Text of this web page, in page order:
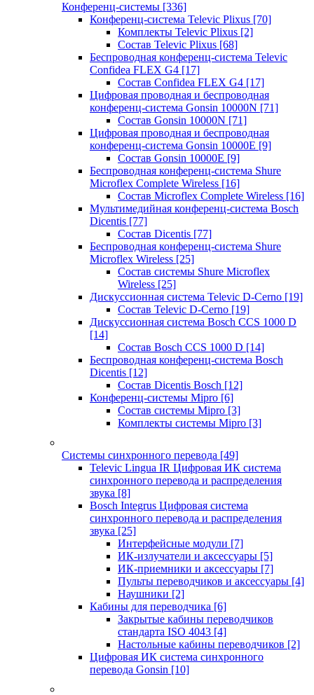
Конференц-системы [336]
Конференц-система Televic Plixus [70]
Комплекты Televic Plixus [2]
Состав Televic Plixus [68]
Беспроводная конференц-система Televic
Confidea FLEX G4 [17]
Состав Confidea FLEX G4 [17]
Цифровая проводная и беспроводная
конференц-система Gonsin 10000N [71]
Состав Gonsin 10000N [71]
Цифровая проводная и беспроводная
конференц-система Gonsin 10000E [9]
Состав Gonsin 10000E [9]
Беспроводная конференц-система Shure
Microflex Complete Wireless [16]
Состав Microflex Complete Wireless [16]
Мультимедийная конференц-система Bosch
Dicentis [77]
Состав Dicentis [77]
Беспроводная конференц-система Shure
Microflex Wireless [25]
Состав системы Shure Microflex
Wireless [25]
Дискуссионная система Televic D-Cerno [19]
Состав Televic D-Cerno [19]
Дискуссионная система Bosch CCS 1000 D
[14]
Состав Bosch CCS 1000 D [14]
Беспроводная конференц-система Bosch
Dicentis [12]
Состав Dicentis Bosch [12]
Конференц-системы Mipro [6]
Состав системы Mipro [3]
Комплекты системы Mipro [3]
Системы синхронного перевода [49]
Televic Lingua IR Цифровая ИК система
синхронного перевода и распределения
звука [8]
Bosch Integrus Цифровая система
синхронного перевода и распределения
звука [25]
Интерфейсные модули [7]
ИК-излучатели и аксессуары [5]
ИК-приемники и аксессуары [7]
Пульты переводчиков и аксессуары [4]
Наушники [2]
Кабины для переводчика [6]
Закрытые кабины переводчиков
стандарта ISO 4043 [4]
Настольные кабины переводчиков [2]
Цифровая ИК система синхронного
перевода Gonsin [10]